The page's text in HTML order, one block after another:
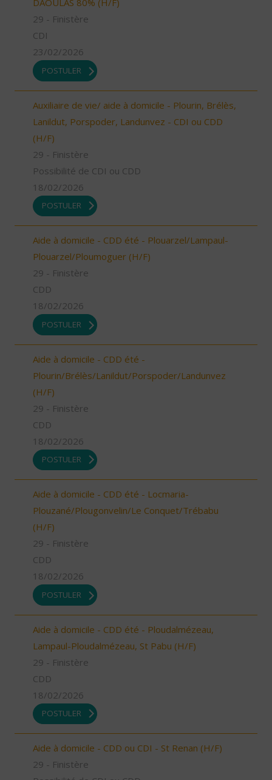
DAOULAS 80% (H/F)
29 - Finistère
CDI
23/02/2026
POSTULER
Auxiliaire de vie/ aide à domicile - Plourin, Brélès,
Lanildut, Porspoder, Landunvez - CDI ou CDD
(H/F)
29 - Finistère
Possibilité de CDI ou CDD
18/02/2026
POSTULER
Aide à domicile - CDD été - Plouarzel/Lampaul-
Plouarzel/Ploumoguer (H/F)
29 - Finistère
CDD
18/02/2026
POSTULER
Aide à domicile - CDD été -
Plourin/Brélès/Lanildut/Porspoder/Landunvez
(H/F)
29 - Finistère
CDD
18/02/2026
POSTULER
Aide à domicile - CDD été - Locmaria-
Plouzané/Plougonvelin/Le Conquet/Trébabu
(H/F)
29 - Finistère
CDD
18/02/2026
POSTULER
Aide à domicile - CDD été - Ploudalmézeau,
Lampaul-Ploudalmézeau, St Pabu (H/F)
29 - Finistère
CDD
18/02/2026
POSTULER
Aide à domicile - CDD ou CDI - St Renan (H/F)
29 - Finistère